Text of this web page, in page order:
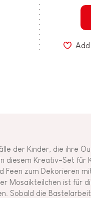
der Kinder, die ihre
diesem Kreativ-Set für
Feen zum Dekorieren
Mosaikteilchen ist für
Sobald die